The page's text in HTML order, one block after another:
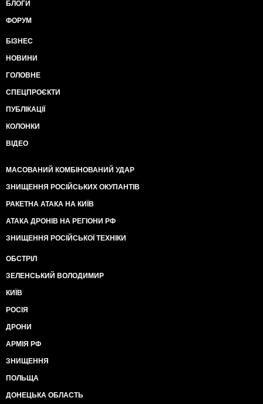
БЛОГИ
ФОРУМ
БІЗНЕС
НОВИНИ
ГОЛОВНЕ
СПЕЦПРОЄКТИ
ПУБЛІКАЦІЇ
КОЛОНКИ
ВІДЕО
МАСОВАНИЙ КОМБІНОВАНИЙ УДАР
ЗНИЩЕННЯ РОСІЙСЬКИХ ОКУПАНТІВ
РАКЕТНА АТАКА НА КИЇВ
АТАКА ДРОНІВ НА РЕГІОНИ РФ
ЗНИЩЕННЯ РОСІЙСЬКОЇ ТЕХНІКИ
ОБСТРІЛ
ЗЕЛЕНСЬКИЙ ВОЛОДИМИР
КИЇВ
РОСІЯ
ДРОНИ
АРМІЯ РФ
ЗНИЩЕННЯ
ПОЛЬЩА
ДОНЕЦЬКА ОБЛАСТЬ